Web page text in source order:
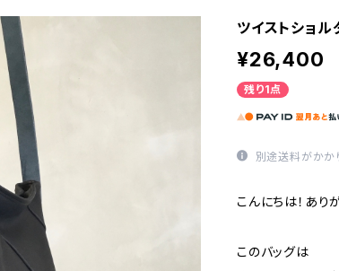
ツイストショ
¥26,400
残り1点
別途送料がかか
こんにちは！あり
このバッグは